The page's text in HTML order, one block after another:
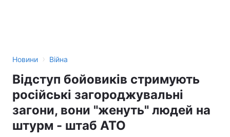
Новини › Війна
Відступ бойовиків стримують
російські загороджувальні
загони, вони "женуть" людей на
штурм - штаб АТО